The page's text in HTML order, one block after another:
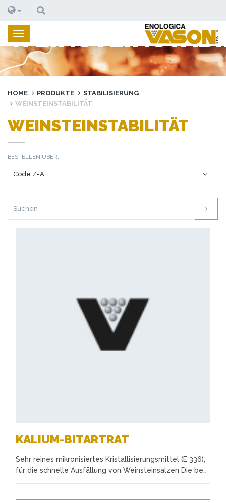
SUCHEN
HOME PRODUKTE
STABILISIERUNG
WEINSTEINSTABILITÄT
WEINSTEINSTABILITÄT
BESTELLEN ÜBER:
Favoriten
KALIUM-BITARTRAT
Sehr reines mikronisiertes Kristallisierungsmittel (E 336),
für die schnelle Ausfällung von Weinsteinsalzen Die be…